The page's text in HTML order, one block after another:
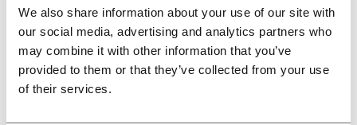
We also share information about your use of our site with
our social media, advertising and analytics partners who
may combine it with other information that you’ve
provided to them or that they’ve collected from your use
of their services.
The dedication and commitment
of Rompa’s professional,
international project team and
their excellent lines of